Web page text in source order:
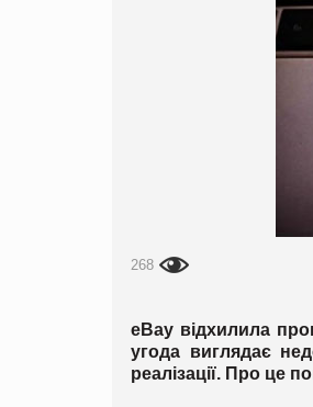
268
eBay відхилила
угода виглядає
реалізації. Про це